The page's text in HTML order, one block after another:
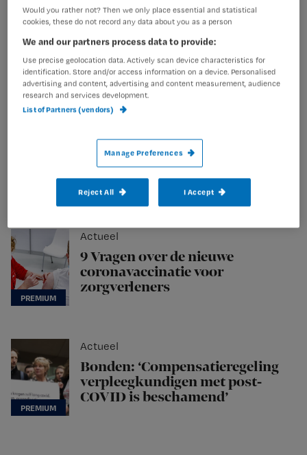
Praktijk
‘Waarom doen we bij elke
handeling handschoenen aan?’
Simone heeft nog steeds long-
covid: ‘Dat ik buiten de regeling
val, voelt wrang’
Actueel
9 Vragen over de nieuwe
coronavaccinatie voor
zorgverleners
Actueel
Bonden: ‘Compensatieregeling
verpleegkundigen met post-
COVID is beschamend’
Would you rather not? Then we only place essential and statistical
cookies, these do not record any data about you as a person
We and our partners process data to provide:
Use precise geolocation data. Actively scan device characteristics for
identification. Store and/or access information on a device. Personalised
advertising and content, advertising and content measurement, audience
research and services development.
List of Partners (vendors)
Manage Preferences
Reject All I Accept